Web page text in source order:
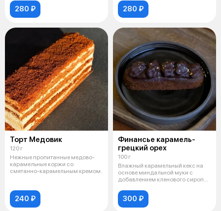
280 ₽ 280 ₽
Торт Медовик
120 г
Нежные пропитанные медово-
карамельные коржи со
сметанно-карамельным кремом.
240 ₽
Финансье карамель-
грецкий орех
100 г
Влажный карамельный кекс на
основе миндальной муки с
добавлением кленового сиропа,
300 ₽